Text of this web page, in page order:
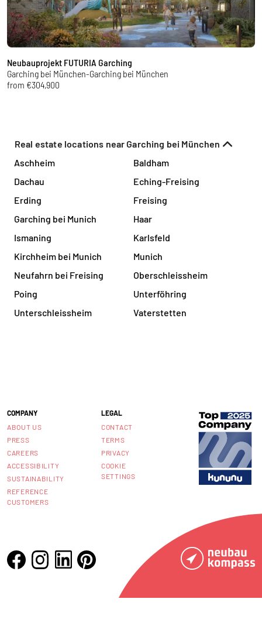
Neubauprojekt FUTURIA Garching
Garching bei München-Garching bei München
from €304,900
Real estate locations near Garching bei München
Aschheim
Baldham
Dachau
Eching-Freising
Erding
Freising
Garching bei Munich
Haar
Ismaning
Karlsfeld
Kirchheim bei Munich
Munich
Neufahrn bei Freising
Oberschleissheim
Poing
Unterföhring
Unterschleissheim
Vaterstetten
COMPANY
ABOUT US
PRESS
CAREERS
ACCESSIBILITY
SUSTAINABILITY
REFERENCE
CUSTOMERS
LEGAL
CONTACT
TERMS
PRIVACY
COOKIE
SETTINGS